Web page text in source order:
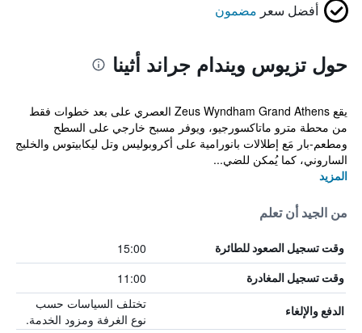
أفضل سعر مضمون
حول تزيوس ويندام جراند أثينا
يقع Zeus Wyndham Grand Athens العصري على بعد خطوات فقط
من محطة مترو ماتاكسورجيو، ويوفر مسبح خارجي على السطح
ومطعم-بار مَع إطلالات بانورامية على أكروبوليس وتل ليكابيتوس والخليج
الساروني، كما يُمكن للضي...
المزيد
من الجيد أن تعلم
وقت تسجيل الصعود للطائرة 15:00
وقت تسجيل المغادرة 11:00
الدفع والإلغاء
تختلف السياسات حسب
نوع الغرفة ومزود الخدمة.